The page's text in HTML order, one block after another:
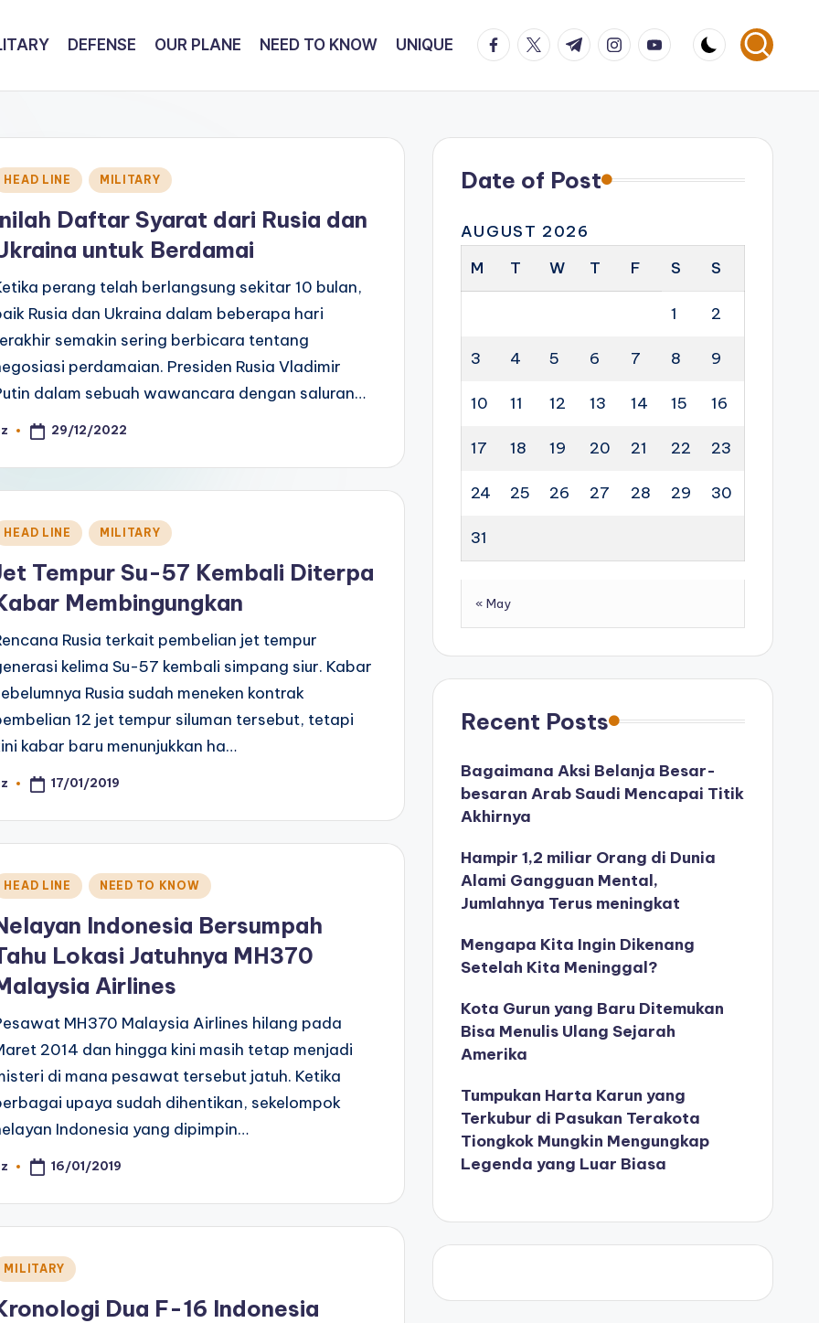
DEFENSE OUR PLANE NEED TO KNOW UNIQUE facebook.com
twitter.com
t.me instagram.com
youtube.com
HEAD LINE MILITARY
Daftar Syarat dari Rusia dan
untuk Berdamai
perang telah berlangsung sekitar 10 bulan,
Rusia dan Ukraina dalam beberapa hari
semakin sering berbicara tentang
perdamaian. Presiden Rusia Vladimir
dalam sebuah wawancara dengan saluran…
29/12/2022
HEAD LINE MILITARY
Tempur Su-57 Kembali Diterpa
Membingungkan
Rusia terkait pembelian jet tempur
kelima Su-57 kembali simpang siur. Kabar
Rusia sudah meneken kontrak
12 jet tempur siluman tersebut, tetapi
kabar baru menunjukkan ha…
17/01/2019
HEAD LINE NEED TO KNOW
Indonesia Bersumpah
Lokasi Jatuhnya MH370
Airlines
MH370 Malaysia Airlines hilang pada
2014 dan hingga kini masih tetap menjadi
di mana pesawat tersebut jatuh. Ketika
upaya sudah dihentikan, sekelompok
Indonesia yang dipimpin…
16/01/2019
MILITARY
Dua F-16 Indonesia
Date of Post
AUGUST 2026
M
T W T F S S
1 2
3 4 5 6 7 8 9
10 11 12 13 14 15 16
17 18 19 20 21 22 23
24 25 26 27 28 29 30
31
« May
Recent Posts
Bagaimana Aksi Belanja Besar-
besaran Arab Saudi Mencapai Titik
Akhirnya
Hampir 1,2 miliar Orang di Dunia
Alami Gangguan Mental,
Jumlahnya Terus meningkat
Mengapa Kita Ingin Dikenang
Setelah Kita Meninggal?
Kota Gurun yang Baru Ditemukan
Bisa Menulis Ulang Sejarah
Amerika
Tumpukan Harta Karun yang
Terkubur di Pasukan Terakota
Tiongkok Mungkin Mengungkap
Legenda yang Luar Biasa